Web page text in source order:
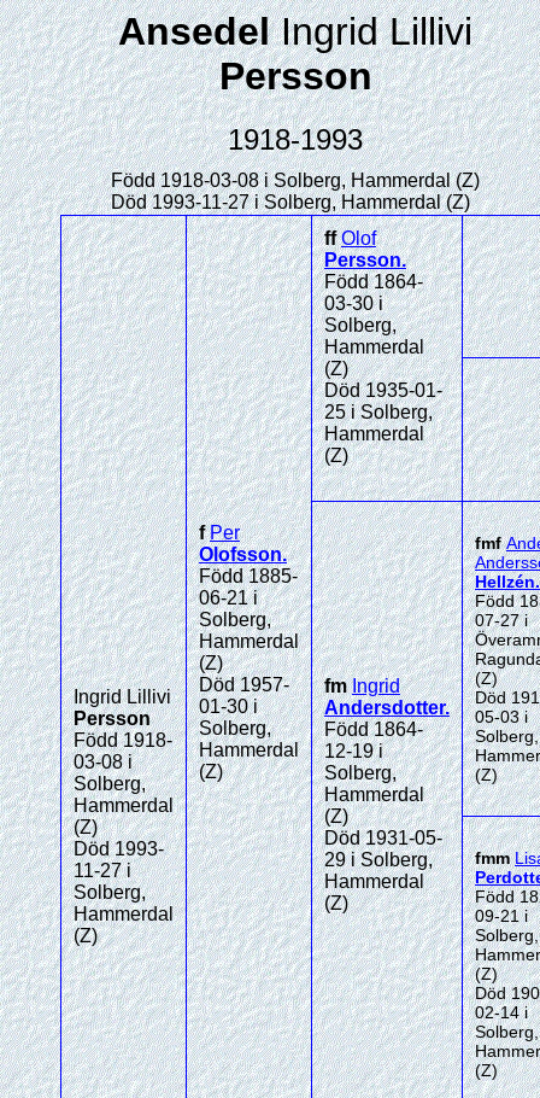
AnsedelIngrid Lillivi
Persson
1918-1993
Född 1918-03-08 i Solberg, Hammerdal (Z)
Död 1993-11-27 i Solberg, Hammerdal (Z)
Ingrid Lillivi
Persson
Född 1918-
03-08 i
Solberg,
Hammerdal
(Z)
Död 1993-
11-27 i
Solberg,
Hammerdal
(Z)
fPer
Olofsson.
Född 1885-
06-21 i
Solberg,
Hammerdal
(Z)
Död 1957-
01-30 i
Solberg,
Hammerdal
(Z)
ffOlof
Persson.
Född 1864-
03-30 i
Solberg,
Hammerdal
(Z)
Död 1935-01-
25 i Solberg,
Hammerdal
(Z)
fmIngrid
Andersdotter.
Född 1864-
12-19 i
Solberg,
Hammerdal
(Z)
Död 1931-05-
29 i Solberg,
Hammerdal
(Z)
fmf
Hellzén.
Född
07-27 i
(Z)
Död
05-03 i
Solberg,
(Z)
fmm
Född
09-21 i
Solberg,
(Z)
Död
02-14 i
Solberg,
(Z)